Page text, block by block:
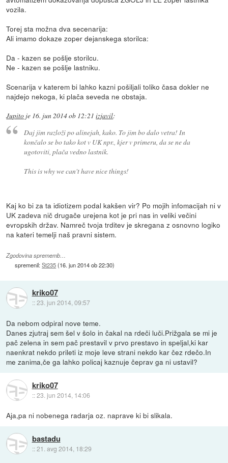
vozila.
Torej sta možna dva secenarija:
Ali imamo dokaze zoper dejanskega storilca:
Da - kazen se pošlje storilcu.
Ne - kazen se pošlje lastniku.
Scenarija v katerem bi lahko kazni pošiljali toliko časa dokler ne
najdejo nekoga, ki plača seveda ne obstaja.
Jupito je 16. jun 2014 ob 12:21 izjavil:
Daj jim razloži po alinejah, kako. To jim bo dalo vetra! In
končalo se bo tako kot v UK npr., kjer v primeru, da se ne da
ugotoviti, plača vedno lastnik.
This is why we can't have nice things!
Kaj ko bi za ta idiotizem podal kakšen vir? Po mojih infomacijah ni v
UK zadeva nič drugače urejena kot je pri nas in veliki večini
evropskih držav. Namreč tvoja trditev je skregana z osnovno logiko
na kateri temelji naš pravni sistem.
Zgodovina sprememb…
spremenil:St235(16. jun 2014 ob 22:30)
kriko07
::23. jun 2014, 09:57
Da nebom odpiral nove teme.
Danes zjutraj sem šel v šolo in čakal na rdeči luči.Prižgala se mi je
pač zelena in sem pač prestavil v prvo prestavo in speljal,ki kar
naenkrat nekdo prileti iz moje leve strani nekdo kar čez rdečo.In
me zanima,če ga lahko policaj kaznuje čeprav ga ni ustavil?
kriko07
::23. jun 2014, 14:06
Aja,pa ni nobenega radarja oz. naprave ki bi slikala.
bastadu
::21. avg 2014, 18:29